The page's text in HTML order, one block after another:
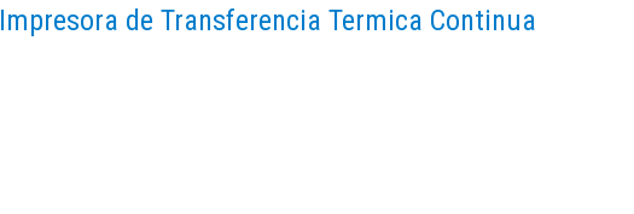
Impresora de Transferencia Termica Continua